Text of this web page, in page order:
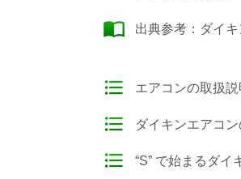
出典参考： ダイ
エアコンの取扱
ダイキンエアコ
“S” で始まるダイ